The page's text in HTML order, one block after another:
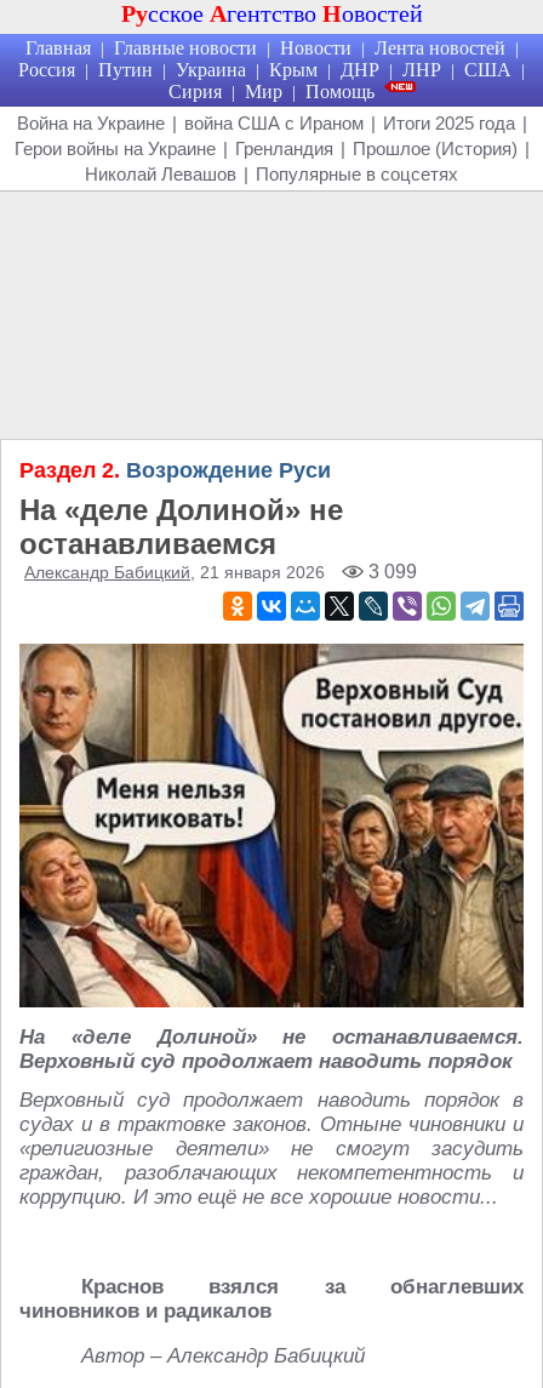
Русское Агентство Новостей
Главная | Главные новости | Новости | Лента новостей |
Россия | Путин | Украина | Крым | ДНР | ЛНР | США |
Сирия | Мир | Помощь
Война на Украине | война США с Ираном | Итоги 2025 года |
Герои войны на Украине | Гренландия | Прошлое (История) |
Николай Левашов | Популярные в соцсетях
Раздел 2. Возрождение Руси
На «деле Долиной» не
останавливаемся
Александр Бабицкий , 21 января 2026 3 099
На «деле Долиной» не останавливаемся.
Верховный суд продолжает наводить порядок
Верховный суд продолжает наводить порядок в
судах и в трактовке законов. Отныне чиновники и
«религиозные деятели» не смогут засудить
граждан, разоблачающих некомпетентность и
коррупцию. И это ещё не все хорошие новости...
Краснов взялся за обнаглевших
чиновников и радикалов
Автор – Александр Бабицкий